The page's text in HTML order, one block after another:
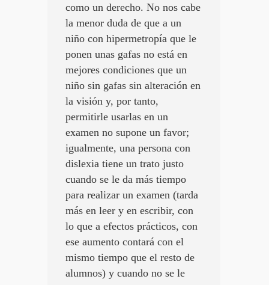
como un derecho. No nos cabe
la menor duda de que a un
niño con hipermetropía que le
ponen unas gafas no está en
mejores condiciones que un
niño sin gafas sin alteración en
la visión y, por tanto,
permitirle usarlas en un
examen no supone un favor;
igualmente, una persona con
dislexia tiene un trato justo
cuando se le da más tiempo
para realizar un examen (tarda
más en leer y en escribir, con
lo que a efectos prácticos, con
ese aumento contará con el
mismo tiempo que el resto de
alumnos) y cuando no se le